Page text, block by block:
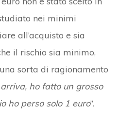
nei minimi
all’acquisto e sia
il rischio sia minimo,
sorta di ragionamento
ho fatto un grosso
ho perso solo 1 euro”.